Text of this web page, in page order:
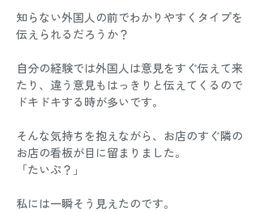
知らない外国人の前でわかりやすくタイプを
伝えられるだろうか？
自分の経験では外国人は意見をすぐ伝えて来
たり、違う意見もはっきりと伝えてくるので
ドキドキする時が多いです。
そんな気持ちを抱えながら、お店のすぐ隣の
お店の看板が目に留まりました。
「たいぷ？」
私には一瞬そう見えたのです。